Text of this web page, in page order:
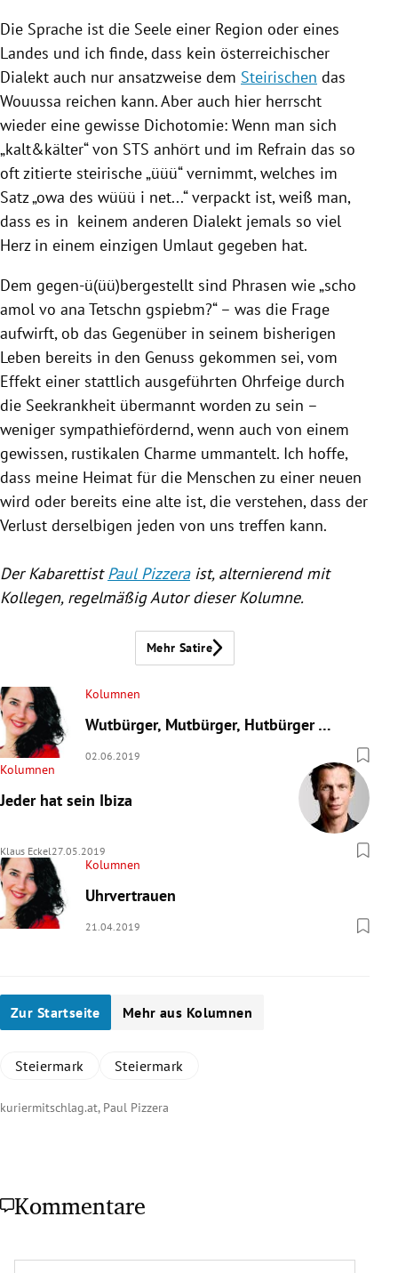
Die Sprache ist die Seele einer Region oder eines
Landes und ich finde, dass kein österreichischer
Dialekt auch nur ansatzweise dem Steirischen das
Wouussa reichen kann. Aber auch hier herrscht
wieder eine gewisse Dichotomie: Wenn man sich
„kalt&kälter“ von STS anhört und im Refrain das so
oft zitierte steirische „üüü“ vernimmt, welches im
Satz „owa des wüüü i net...“ verpackt ist, weiß man,
dass es in keinem anderen Dialekt jemals so viel
Herz in einem einzigen Umlaut gegeben hat.
Dem gegen-ü(üü)bergestellt sind Phrasen wie „scho
amol vo ana Tetschn gspiebm?“ – was die Frage
aufwirft, ob das Gegenüber in seinem bisherigen
Leben bereits in den Genuss gekommen sei, vom
Effekt einer stattlich ausgeführten Ohrfeige durch
die Seekrankheit übermannt worden zu sein –
weniger sympathiefördernd, wenn auch von einem
gewissen, rustikalen Charme ummantelt. Ich hoffe,
dass meine Heimat für die Menschen zu einer neuen
wird oder bereits eine alte ist, die verstehen, dass der
Verlust derselbigen jeden von uns treffen kann.
Der KabarettistPaul Pizzeraist, alternierend mit
Kollegen, regelmäßig Autor dieser Kolumne.
Mehr Satire
Kolumnen
Wutbürger, Mutbürger, Hutbürger …
02.06.2019
Kolumnen
Jeder hat sein Ibiza
Klaus Eckel 27.05.2019
Kolumnen
Uhrvertrauen
21.04.2019
Zur Startseite Mehr aus Kolumnen
Steiermark Steiermark
kuriermitschlag.at, Paul Pizzera
Kommentare